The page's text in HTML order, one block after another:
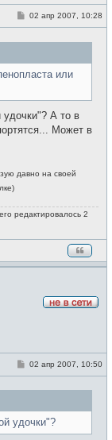
е
т
С
б
е
н
02 апр 2007, 10:28
или
удочки"? А то в
Может в
давно на своей
редактировалось 2
е
т
С
б
е
н
02 апр 2007, 10:50
удочки"?